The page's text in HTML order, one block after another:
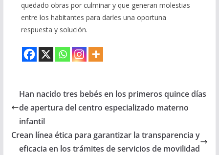
quedado obras por culminar y que generan molestias
entre los habitantes para darles una oportuna
respuesta y solución.
Han nacido tres bebés en los primeros quince días
de apertura del centro especializado materno
infantil
Crean línea ética para garantizar la transparencia y
eficacia en los trámites de servicios de movilidad